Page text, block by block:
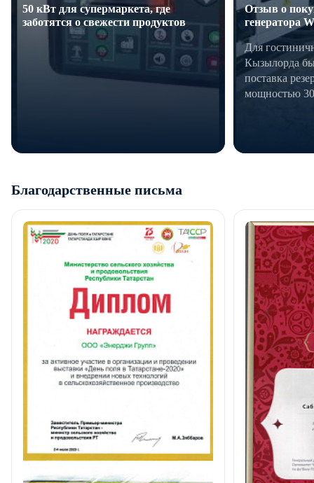
50 кВт для супермаркета, где
заботятся о свежести продуктов
: обеспечить супермаркет
бесперебойным электроснабжением.
Отключения электричества — прямые
двигателя Ricardo. В комплекте —
батарея с подзарядкой, силовой
автомат и электрический топливный
Отзыв о
генератора
Для
Кызылорда
поставка
мощностью
Благодарственные письма